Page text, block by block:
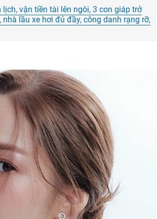
vận tiền tài lên ngôi, 3 con giáp trở
lầu xe hơi đủ đầy, công danh rạng rỡ,